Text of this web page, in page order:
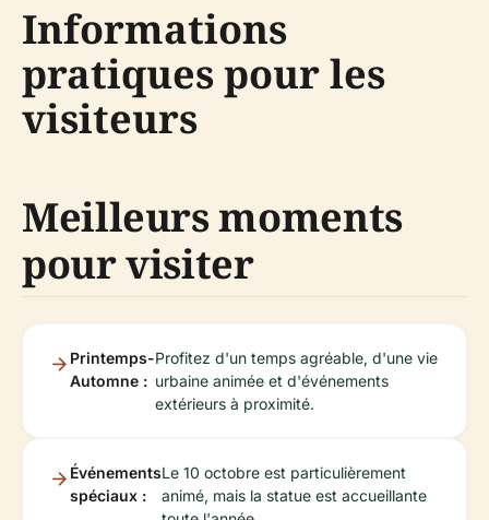
Informations
pratiques pour les
visiteurs
Meilleurs moments
pour visiter
Printemps-
Automne :
Profitez d'un temps agréable, d'une vie
urbaine animée et d'événements
extérieurs à proximité.
Événements
spéciaux :
Le 10 octobre est particulièrement
animé, mais la statue est accueillante